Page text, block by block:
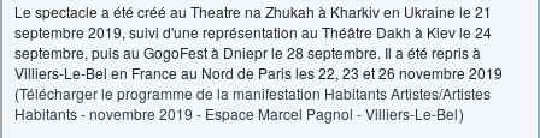
Le spectacle a été créé au Theatre na Zhukah à Kharkiv en Ukraine le 21
septembre 2019, suivi d'une représentation au Théâtre Dakh à Kiev le 24
septembre, puis au GogoFest à Dniepr le 28 septembre. Il a été repris à
Villiers-Le-Bel en France au Nord de Paris les 22, 23 et 26 novembre 2019
(Télécharger le programme de la manifestation Habitants Artistes/Artistes
Habitants - novembre 2019 - Espace Marcel Pagnol - Villiers-Le-Bel)